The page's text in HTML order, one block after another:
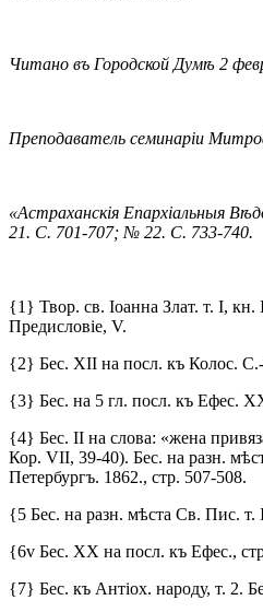
Читано въ Городской Думѣ 2
Преподаватель семинаріи
«Астраханскія Епархіальныя
21. С. 701-707; № 22. С. 733-740.
{1} Твор. св. Іоанна Злат. т. I, кн.
Предисловіе, V.
{2} Бес. XII на посл. къ Колос.
{3} Бес. на 5 гл. посл. къ Ефес.
{4} Бес. II на слова: «жена
Кор. VII, 39-40). Бес. на разн.
Петербургъ. 1862., стр. 507-508.
{5 Бес. на разн. мѣста Св. Пис. т.
{6v Бес. XX на посл. къ Ефес.,
{7} Бес. къ Антіох. народу, т. 2.